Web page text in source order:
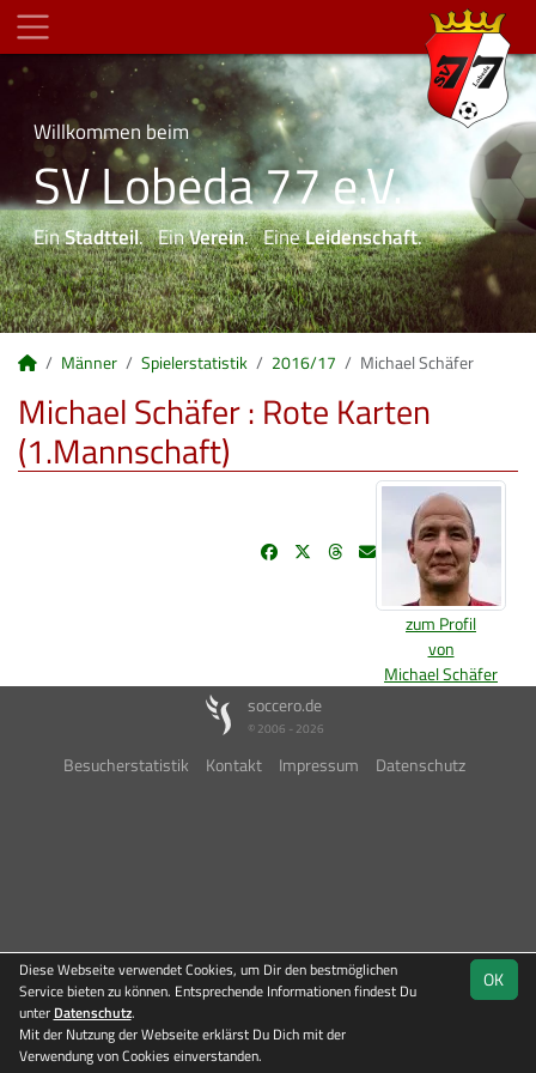
Willkommen beim
SV Lobeda 77 e.V.
EinStadtteil. EinVerein. EineLeidenschaft.
Männer Spielerstatistik 2016/17 Michael Schäfer
Michael Schäfer : Rote Karten
(1.Mannschaft)
zum Profil
von
Michael Schäfer
soccero.de
© 2006 - 2026
Besucherstatistik Kontakt Impressum Datenschutz
OK
Diese Webseite verwendet Cookies, um Dir den bestmöglichen
Service bieten zu können. Entsprechende Informationen findest Du
unter Datenschutz.
Mit der Nutzung der Webseite erklärst Du Dich mit der
Verwendung von Cookies einverstanden.